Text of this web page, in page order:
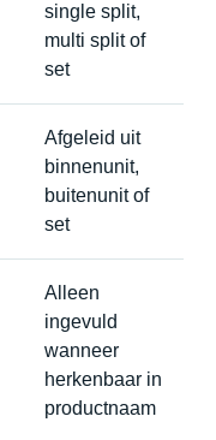
single split,
multi split of
set
Afgeleid uit
binnenunit,
buitenunit of
set
Alleen
ingevuld
wanneer
herkenbaar in
productnaam